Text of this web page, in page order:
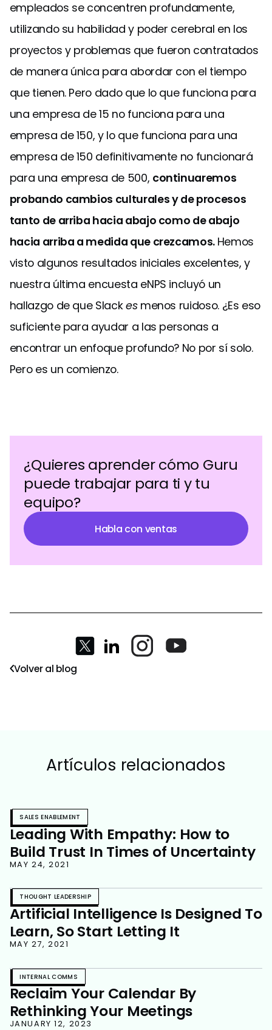
empleados se concentren profundamente,
utilizando su habilidad y poder cerebral en los
proyectos y problemas que fueron contratados
de manera única para abordar con el tiempo
que tienen. Pero dado que lo que funciona para
una empresa de 15 no funciona para una
empresa de 150, y lo que funciona para una
empresa de 150 definitivamente no funcionará
para una empresa de 500, continuaremos
probando cambios culturales y de procesos
tanto de arriba hacia abajo como de abajo
hacia arriba a medida que crezcamos. Hemos
visto algunos resultados iniciales excelentes, y
nuestra última encuesta eNPS incluyó un
hallazgo de que Slackesmenos ruidoso. ¿Es eso
suficiente para ayudar a las personas a
encontrar un enfoque profundo? No por sí solo.
Pero es un comienzo.
¿Quieres aprender cómo Guru
puede trabajar para ti y tu
equipo?
Habla con ventas
Volver al blog
Artículos relacionados
SALES ENABLEMENT
Leading With Empathy: How to
Build Trust In Times of Uncertainty
MAY 24, 2021
THOUGHT LEADERSHIP
Artificial Intelligence Is Designed To
Learn, So Start Letting It
MAY 27, 2021
INTERNAL COMMS
Reclaim Your Calendar By
Rethinking Your Meetings
JANUARY 12, 2023